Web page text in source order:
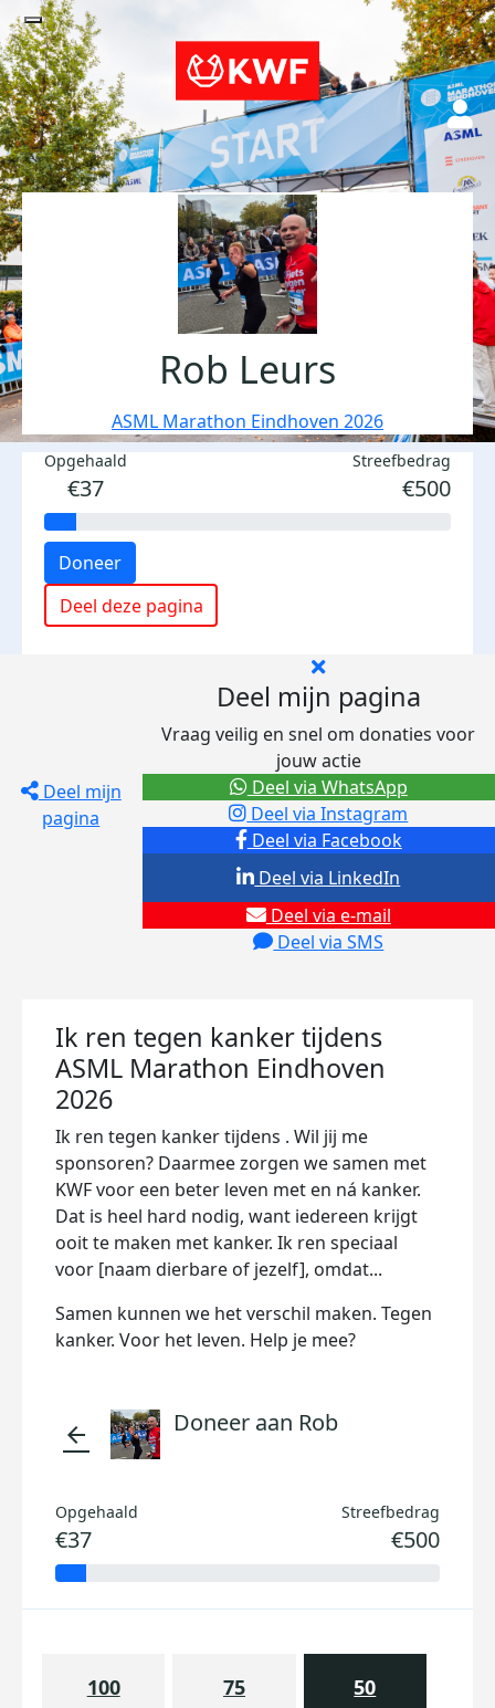
Rob Leurs
ASML Marathon Eindhoven 2026
Opgehaald
€37
Streefbedrag
€500
Doneer
Deel deze pagina
Deel mijn
pagina
Deel mijn pagina
Vraag veilig en snel om donaties voor
jouw actie
Deel via Facebook
Deel via Instagram
Deel via e-mail
Deel via SMS
Deel via LinkedIn
Deel via WhatsApp
Ik ren tegen kanker tijdens
ASML Marathon Eindhoven
2026
Ik ren tegen kanker tijdens . Wil jij me
sponsoren? Daarmee zorgen we samen met
KWF voor een beter leven met en ná kanker.
Dat is heel hard nodig, want iedereen krijgt
ooit te maken met kanker. Ik ren speciaal
voor [naam dierbare of jezelf], omdat...
Samen kunnen we het verschil maken. Tegen
kanker. Voor het leven. Help je mee?
arrow_back Doneer aan Rob
Opgehaald
€37
Streefbedrag
€500
100 75 50